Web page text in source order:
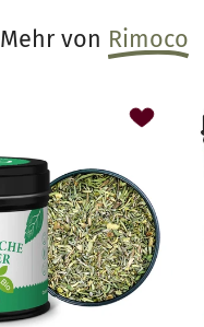
Mehr von Rimoco